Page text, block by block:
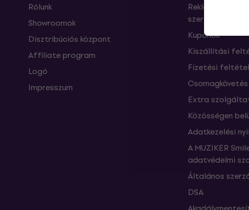
Rólunk
Showroomok
Disztribúciós központ
Affiliate program
Logó
Impresszum
Reklamációk
szerződéstől
Kuponok
Kiszállítási
Fizetési
Csomagkövetés
Extra
Közösségen
Adatkezelési
A MUZIKER
adatvédelmi
Általános
DSA